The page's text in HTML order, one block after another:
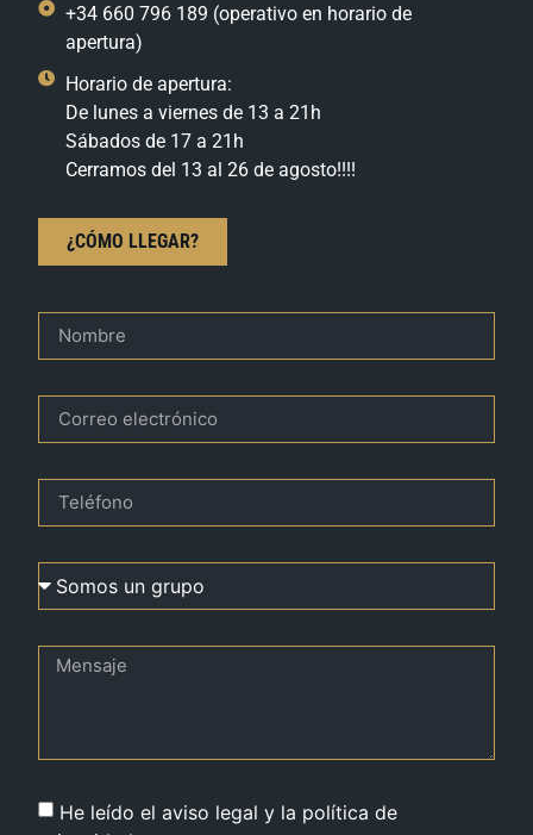
+34 660 796 189 (operativo en horario de
apertura)
Horario de apertura:
De lunes a viernes de 13 a 21h
Sábados de 17 a 21h
Cerramos del 13 al 26 de agosto!!!!
¿CÓMO LLEGAR?
He leído el aviso legal y la política de